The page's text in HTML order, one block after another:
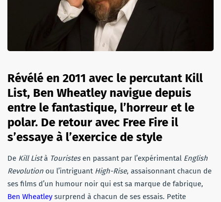
Révélé en 2011 avec le percutant Kill
List, Ben Wheatley navigue depuis
entre le fantastique, l’horreur et le
polar. De retour avec Free Fire il
s’essaye à l’exercice de style
De Kill Listà Touristesen passant par l’expérimental English
Revolution ou l’intriguant High-Rise, assaisonnant chacun de
ses films d’un humour noir qui est sa marque de fabrique,
Ben Wheatley surprend à chacun de ses essais. Petite